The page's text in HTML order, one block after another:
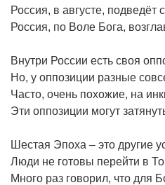
Россия, в августе, подведёт
Россия, по Воле Бога,
Внутри России есть своя
Но, у оппозиции разные
Часто, очень похожие, на
Эти оппозиции могут
Шестая Эпоха – это другие
Люди не готовы перейти в
Много раз говорил, что для